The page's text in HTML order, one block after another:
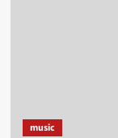
music